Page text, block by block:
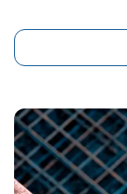
nouvelles
en aidant les
représentant
représente une
chiffres
: ils révèlent